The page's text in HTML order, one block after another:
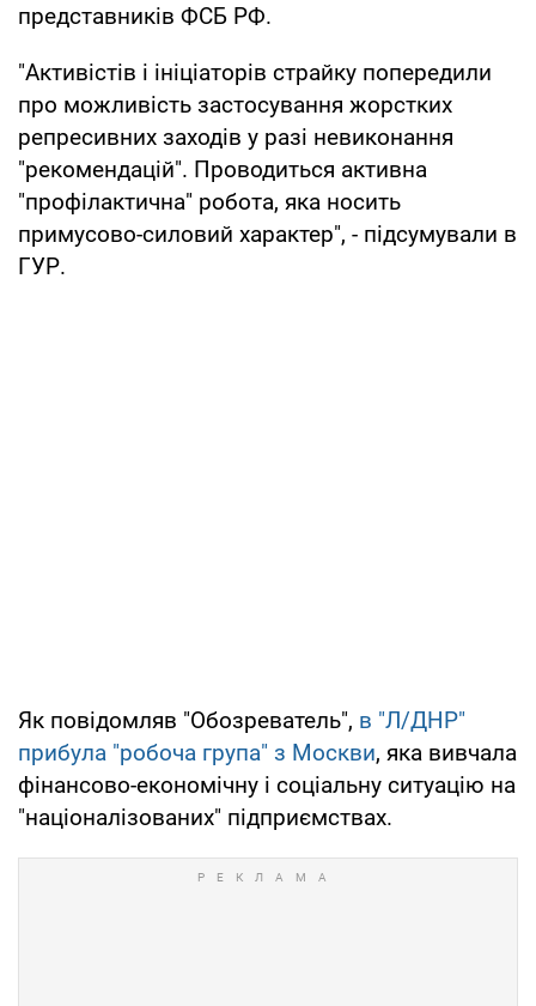
представників ФСБ РФ.
"Активістів і ініціаторів страйку попередили
про можливість застосування жорстких
репресивних заходів у разі невиконання
"рекомендацій". Проводиться активна
"профілактична" робота, яка носить
примусово-силовий характер", - підсумували в
ГУР.
Як повідомляв "Обозреватель", в "Л/ДНР"
прибула "робоча група" з Москви, яка вивчала
фінансово-економічну і соціальну ситуацію на
"націоналізованих" підприємствах.